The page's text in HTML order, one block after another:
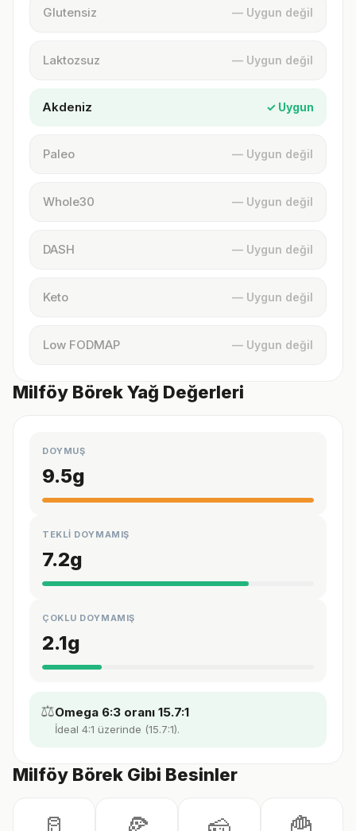
Glutensiz — Uygun değil
Laktozsuz — Uygun değil
Akdeniz ✓ Uygun
Paleo — Uygun değil
Whole30 — Uygun değil
DASH — Uygun değil
Keto — Uygun değil
Low FODMAP — Uygun değil
Milföy Börek Yağ Değerleri
DOYMUŞ
9.5g
TEKLİ DOYMAMIŞ
7.2g
ÇOKLU DOYMAMIŞ
2.1g
⚖️Omega 6:3 oranı 15.7:1
İdeal 4:1 üzerinde (15.7:1).
Milföy Börek Gibi Besinler